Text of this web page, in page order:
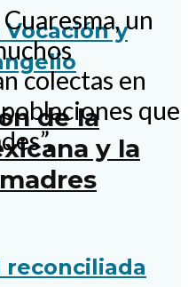
de la
y la
un
colectas en
que